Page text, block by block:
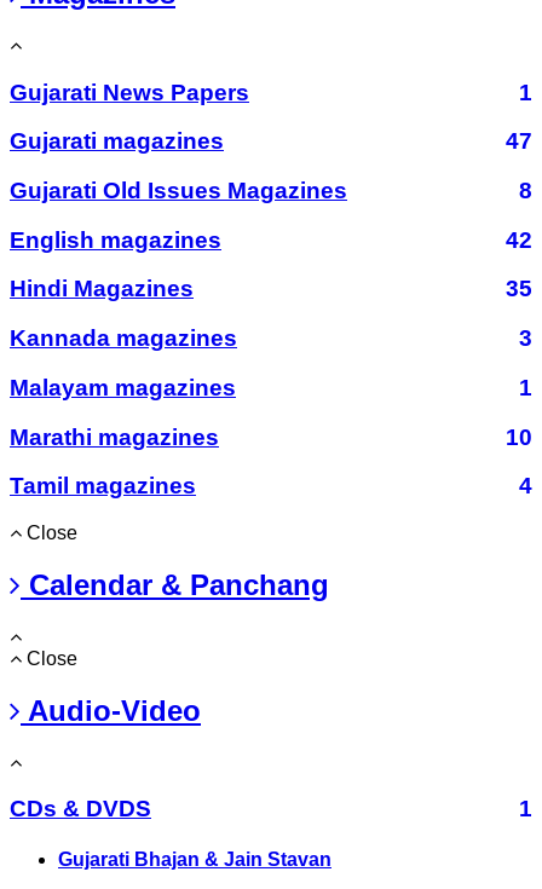
Gujarati News Papers
1
Gujarati magazines
47
Gujarati Old Issues Magazines
8
English magazines
42
Hindi Magazines
35
Kannada magazines
3
Malayam magazines
1
Marathi magazines
10
Tamil magazines
4
Close
Calendar & Panchang
Close
Audio-Video
CDs & DVDS 1
Gujarati Bhajan & Jain Stavan